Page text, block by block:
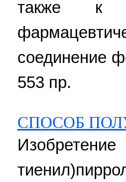
также к
соединение
553 пр.
СПОСОБ